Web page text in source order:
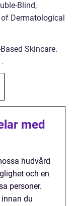
Blind,
Dermatological
Skincare.
med
hudvård
och en
personer.
du